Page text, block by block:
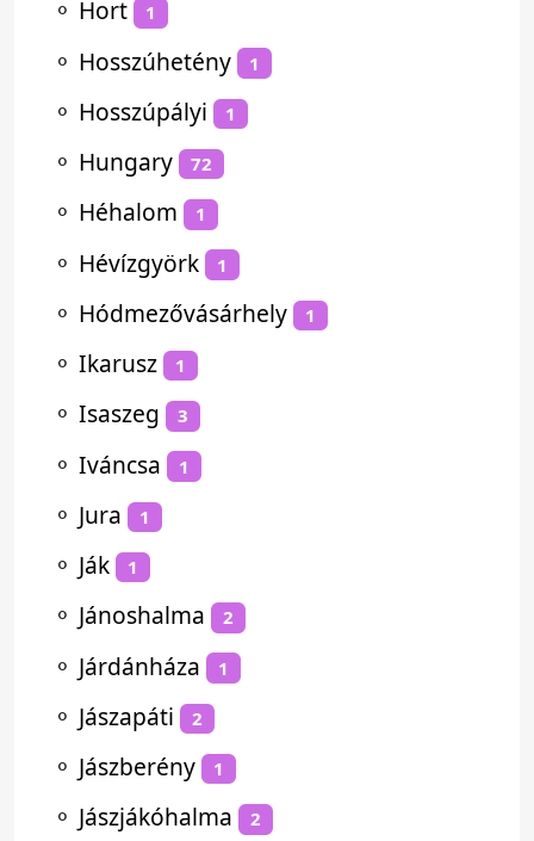
⚬ Hort 1
⚬ Hosszúhetény 1
⚬ Hosszúpályi 1
⚬ Hungary 72
⚬ Héhalom 1
⚬ Hévízgyörk 1
⚬ Hódmezővásárhely 1
⚬ Ikarusz 1
⚬ Isaszeg 3
⚬ Iváncsa 1
⚬ Jura 1
⚬ Ják 1
⚬ Jánoshalma 2
⚬ Járdánháza 1
⚬ Jászapáti 2
⚬ Jászberény 1
⚬ Jászjákóhalma 2